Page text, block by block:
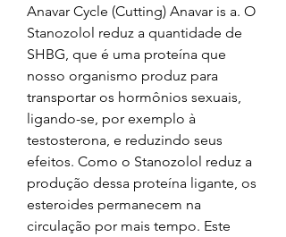
Anavar Cycle (Cutting) Anavar is a. O
Stanozolol reduz a quantidade de
SHBG, que é uma proteína que
nosso organismo produz para
transportar os hormônios sexuais,
ligando-se, por exemplo à
testosterona, e reduzindo seus
efeitos. Como o Stanozolol reduz a
produção dessa proteína ligante, os
esteroides permanecem na
circulação por mais tempo. Este